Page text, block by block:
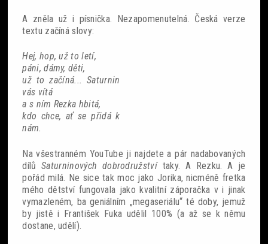
A zněla už i písnička. Nezapomenutelná. Česká verze
textu začíná slovy:
Hej, hop, už to letí,
páni, dámy, děti,
už to začíná... Saturnin
vás vítá
a s ním Rezka hbitá,
kdo chce, ať se přidá k
nám.
Na všestranném YouTube ji najdete a pár nadabovaných
dílůSaturninových dobrodružstvítaky. A Rezku. A je
pořád milá. Ne sice tak moc jako Jorika, nicméně fretka
mého dětství fungovala jako kvalitní záporačka v i jinak
vymazleném, ba geniálním „megaseriálu“ té doby, jemuž
by jistě i František Fuka udělil 100% (a až se k němu
dostane, udělí).